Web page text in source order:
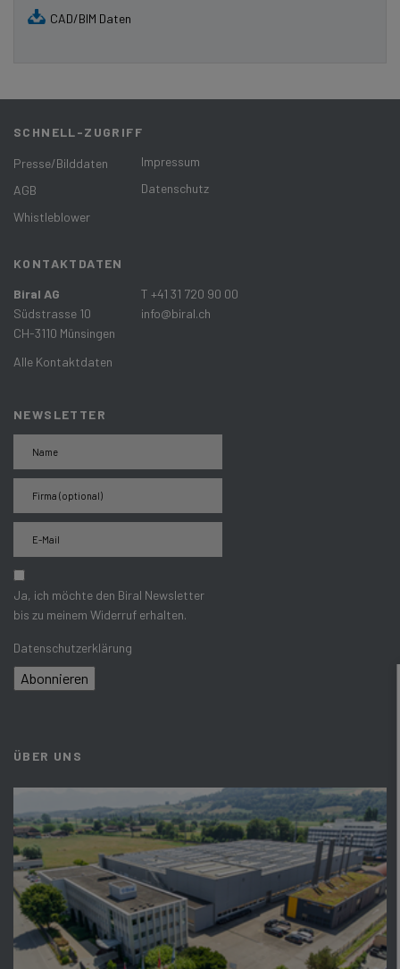
CAD/BIM Daten
SCHNELL-ZUGRIFF
Presse/Bilddaten
AGB
Whistleblower
Impressum
Datenschutz
KONTAKTDATEN
Biral AG
Südstrasse 10
CH-3110 Münsingen
Alle Kontaktdaten
T +41 31 720 90 00
info@biral.ch
NEWSLETTER
Ja, ich möchte den Biral Newsletter
bis zu meinem Widerruf erhalten.
Datenschutzerklärung
Abonnieren
ÜBER UNS